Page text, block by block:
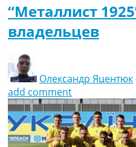
“Металлист
владельцев
Олександр Яцентюк
add comment